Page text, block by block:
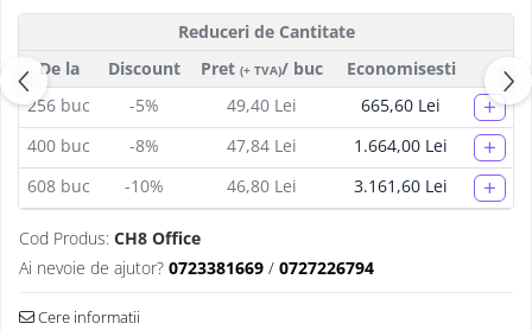
Reduceri de Cantitate
De la
Discount Pret (+ TVA)/ buc
Economisesti
256 buc -5% 49,40 Lei 665,60 Lei +
400 buc -8% 47,84 Lei 1.664,00 Lei +
608 buc -10% 46,80 Lei 3.161,60 Lei +
Cod Produs: CH8 Office
Ai nevoie de ajutor? 0723381669 / 0727226794
Cere informatii